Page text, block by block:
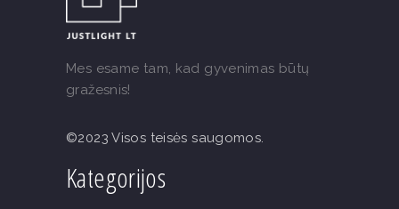
Mes esame tam, kad gyvenimas būtų
gražesnis!
©2023 Visos teisės saugomos.
Kategorijos